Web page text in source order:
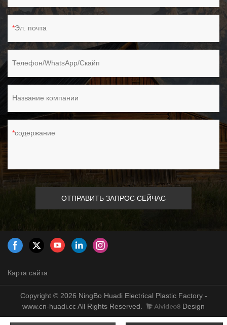
Эл. почта
Телефон/WhatsApp/Скайп
Название компании
содержание
ОТПРАВИТЬ ЗАПРОС СЕЙЧАС
Карта сайта
Copyright © 2026 NingBo Huadi Electrical Plastic Factory -
www.cn-huadi.cc All Rights Reserved.
Design